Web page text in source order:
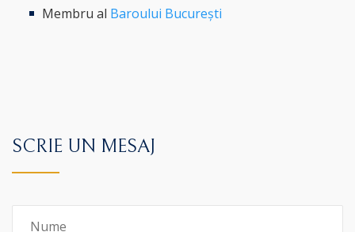
Membru al Baroului București
SCRIE UN MESAJ